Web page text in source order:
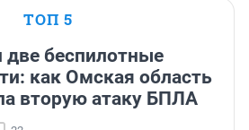
ТОП 5
беспилотные
как Омская область
вторую атаку БПЛА